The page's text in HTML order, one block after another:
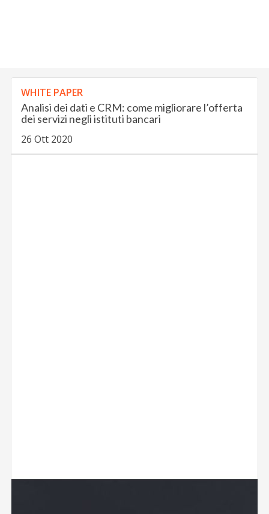
WHITE PAPER
Analisi dei dati e CRM: come migliorare l’offerta
dei servizi negli istituti bancari
26 Ott 2020